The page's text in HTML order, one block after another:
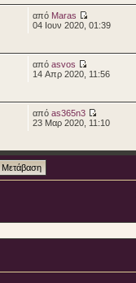
από Maras
04 Ιουν 2020, 01:39
από asvos
14 Απρ 2020, 11:56
από as365n3
23 Μαρ 2020, 11:10